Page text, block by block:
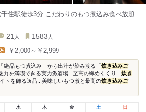
千住駅徒歩3分 こだわりのもつ煮込み食べ放題
21 人 1583 人
￥2,000～￥2,999
絶品もつ煮込み」から出汁が染み渡る「 炊き込みご
力を満喫できる実力派酒場...至高の締めくくり「 炊き
トを飾る逸品...美味しいもつ煮と最高の炊き込みご
水 木 金 土 日